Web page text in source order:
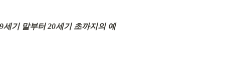
기 말부터 20세기 초까지의 예